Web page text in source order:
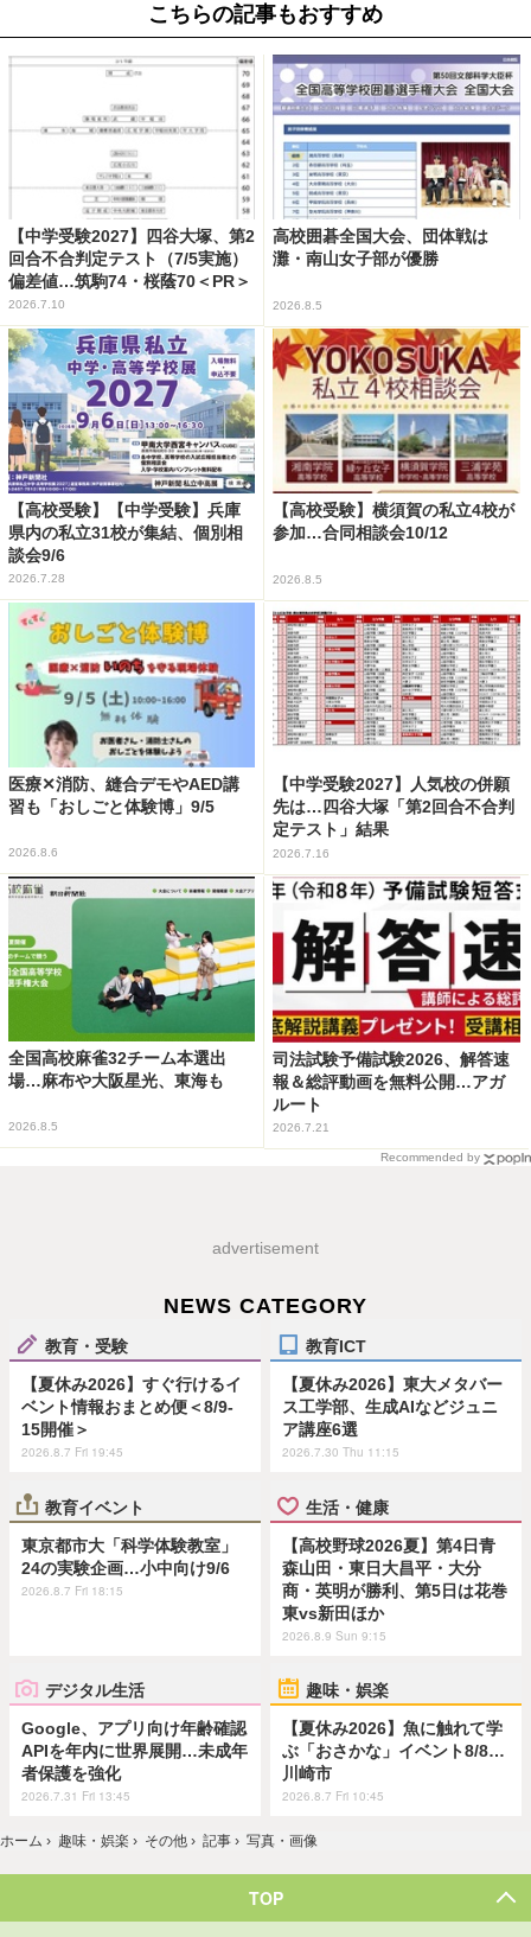
こちらの記事もおすすめ
【中学受験2027】四谷大塚、第2
回合不合判定テスト（7/5実施）
偏差値…筑駒74・桜蔭70＜PR＞
2026.7.10
高校囲碁全国大会、団体戦は
灘・南山女子部が優勝
2026.8.5
【高校受験】【中学受験】兵庫
県内の私立31校が集結、個別相
談会9/6
2026.7.28
【高校受験】横須賀の私立4校が
参加…合同相談会10/12
2026.8.5
医療✕消防、縫合デモやAED講
習も「おしごと体験博」9/5
2026.8.6
【中学受験2027】人気校の併願
先は…四谷大塚「第2回合不合判
定テスト」結果
2026.7.16
全国高校麻雀32チーム本選出
場…麻布や大阪星光、東海も
2026.8.5
司法試験予備試験2026、解答速
報＆総評動画を無料公開…アガ
ルート
2026.7.21
Recommended by
advertisement
NEWS CATEGORY
教育・受験
【夏休み2026】すぐ行けるイ
ベント情報おまとめ便＜8/9-
15開催＞
2026.8.7 Fri 19:45
教育ICT
【夏休み2026】東大メタバー
ス工学部、生成AIなどジュニ
ア講座6選
2026.7.30 Thu 11:15
教育イベント
東京都市大「科学体験教室」
24の実験企画…小中向け9/6
2026.8.7 Fri 18:15
生活・健康
【高校野球2026夏】第4日青
森山田・東日大昌平・大分
商・英明が勝利、第5日は花巻
東vs新田ほか
2026.8.9 Sun 9:15
デジタル生活
Google、アプリ向け年齢確認
APIを年内に世界展開…未成年
者保護を強化
2026.7.31 Fri 13:45
趣味・娯楽
【夏休み2026】魚に触れて学
ぶ「おさかな」イベント8/8…
川崎市
2026.8.7 Fri 10:45
ホーム › 趣味・娯楽 › その他 › 記事 › 写真・画像
TOP